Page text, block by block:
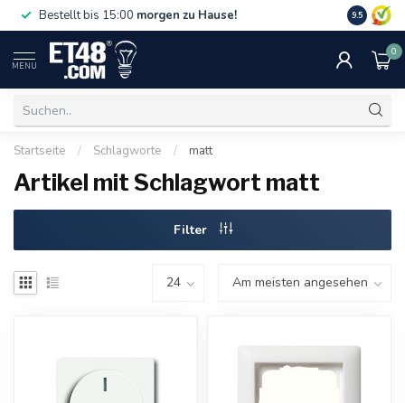
Bestellt bis 15:00 morgen zu Hause! 75 €. Nur
9.5
MENU
0
Startseite / Schlagworte / matt
Artikel mit Schlagwort matt
Filter